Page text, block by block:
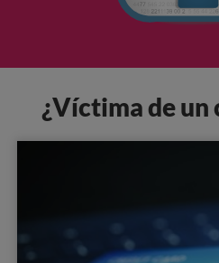
¿Víctima de un